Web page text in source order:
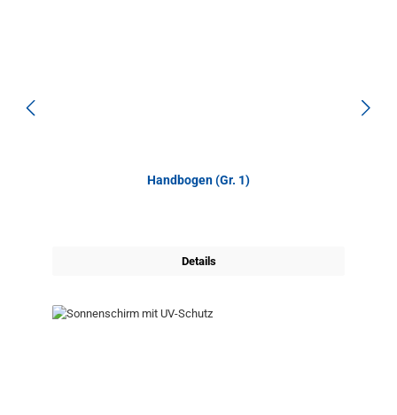
Handbogen (Gr. 1)
Details